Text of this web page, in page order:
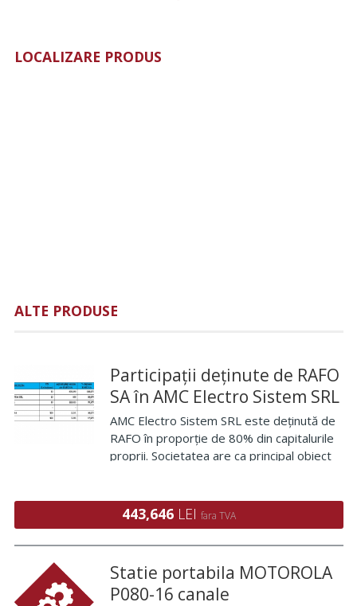
LOCALIZARE PRODUS
ALTE PRODUSE
Participații deținute de RAFO
SA în AMC Electro Sistem SRL
AMC Electro Sistem SRL este deținută de
RAFO în proporție de 80% din capitalurile
proprii. Societatea are ca principal obiect
Societatea are la 31 Dec
443,646 LEI fara TVA
Statie portabila MOTOROLA
P080-16 canale